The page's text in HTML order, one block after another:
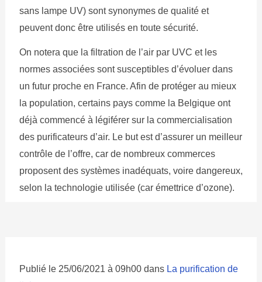
sans lampe UV) sont synonymes de qualité et
peuvent donc être utilisés en toute sécurité.
On notera que la filtration de l’air par UVC et les
normes associées sont susceptibles d’évoluer dans
un futur proche en France. Afin de protéger au mieux
la population, certains pays comme la Belgique ont
déjà commencé à légiférer sur la commercialisation
des purificateurs d’air. Le but est d’assurer un meilleur
contrôle de l’offre, car de nombreux commerces
proposent des systèmes inadéquats, voire dangereux,
selon la technologie utilisée (car émettrice d’ozone).
Publié le 25/06/2021 à 09h00 dans La purification de